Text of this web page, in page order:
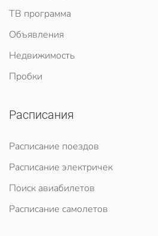
ТВ программа
Объявления
Недвижимость
Пробки
Расписания
Расписание поездов
Расписание электричек
Поиск авиабилетов
Расписание самолетов